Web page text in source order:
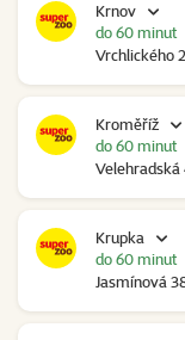
Krnov
Vrchlického
do 60 minut
Kroměříž
Velehradská
do 60 minut
Krupka
Jasmínová
do 60 minut